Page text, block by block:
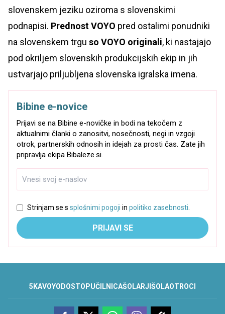
slovenskem jeziku oziroma s slovenskimi
podnapisi. Prednost VOYO pred ostalimi ponudniki
na slovenskem trgu so VOYO originali, ki nastajajo
pod okriljem slovenskih produkcijskih ekip in jih
ustvarjajo priljubljena slovenska igralska imena.
Bibine e-novice
Prijavi se na Bibine e-novičke in bodi na tekočem z
aktualnimi članki o zanositvi, nosečnosti, negi in vzgoji
otrok, partnerskih odnosih in idejah za prosti čas. Zate jih
pripravlja ekipa Bibaleze.si.
Strinjam se s splošnimi pogoji in politiko zasebnosti.
PRIJAVI SE
5KAVOYO DOSTOPUČILNICAŠOLARJI ŠOLAOTROCI